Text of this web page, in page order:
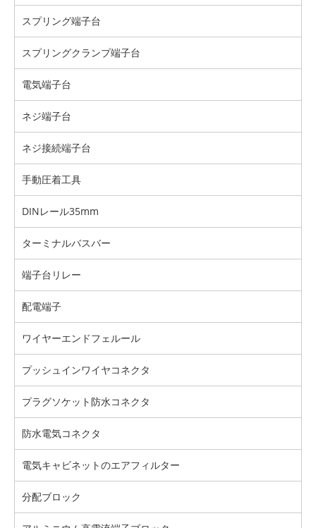
スプリング端子台
スプリングクランプ端子台
電気端子台
ネジ端子台
ネジ接続端子台
手動圧着工具
DINレール35mm
ターミナルバスバー
端子台リレー
配電端子
ワイヤーエンドフェルール
プッシュインワイヤコネクタ
プラグソケット防水コネクタ
防水電気コネクタ
電気キャビネットのエアフィルター
分配ブロック